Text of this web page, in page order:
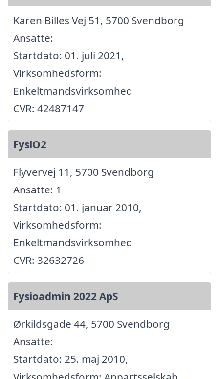
Karen Billes Vej 51, 5700 Svendborg
Ansatte:
Startdato: 01. juli 2021,
Virksomhedsform:
Enkeltmandsvirksomhed
CVR: 42487147
FysiO2
Flyvervej 11, 5700 Svendborg
Ansatte: 1
Startdato: 01. januar 2010,
Virksomhedsform:
Enkeltmandsvirksomhed
CVR: 32632726
Fysioadmin 2022 ApS
Ørkildsgade 44, 5700 Svendborg
Ansatte:
Startdato: 25. maj 2010,